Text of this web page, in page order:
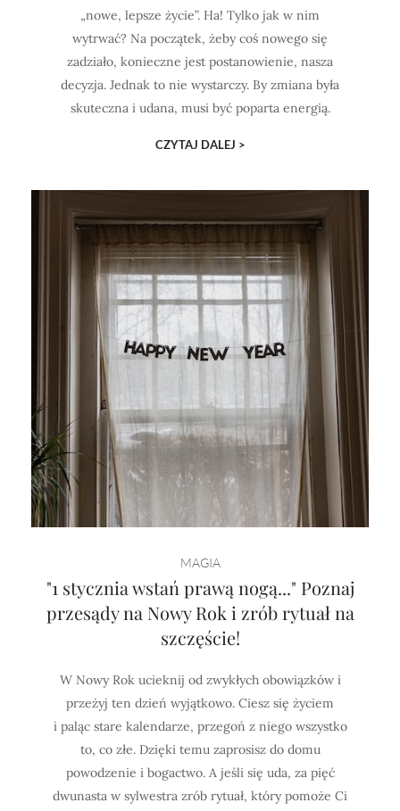
„nowe, lepsze życie”. Ha! Tylko jak w nim
wytrwać? Na początek, żeby coś nowego się
zadziało, konieczne jest postanowienie, nasza
decyzja. Jednak to nie wystarczy. By zmiana była
skuteczna i udana, musi być poparta energią.
CZYTAJ DALEJ >
MAGIA
"1 stycznia wstań prawą nogą..." Poznaj
przesądy na Nowy Rok i zrób rytuał na
szczęście!
W Nowy Rok ucieknij od zwykłych obowiązków i
przeżyj ten dzień wyjątkowo. Ciesz się życiem
i paląc stare kalendarze, przegoń z niego wszystko
to, co złe. Dzięki temu zaprosisz do domu
powodzenie i bogactwo. A jeśli się uda, za pięć
dwunasta w sylwestra zrób rytuał, który pomoże Ci